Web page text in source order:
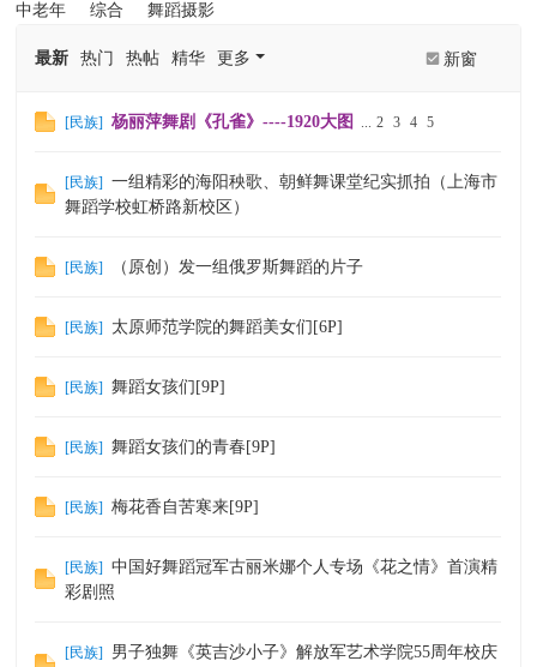
中老年
综合 舞蹈摄影
新窗
最新 热门 热帖 精华 更多
[民族] 杨丽萍舞剧《孔雀》----1920大图 ... 2 3 4 5
[民族]
一组精彩的海阳秧歌、朝鲜舞课堂纪实抓拍（上海市
舞蹈学校虹桥路新校区）
[民族] （原创）发一组俄罗斯舞蹈的片子
[民族] 太原师范学院的舞蹈美女们[6P]
[民族] 舞蹈女孩们[9P]
[民族] 舞蹈女孩们的青春[9P]
[民族] 梅花香自苦寒来[9P]
[民族]
中国好舞蹈冠军古丽米娜个人专场《花之情》首演精
彩剧照
[民族]
男子独舞《英吉沙小子》解放军艺术学院55周年校庆